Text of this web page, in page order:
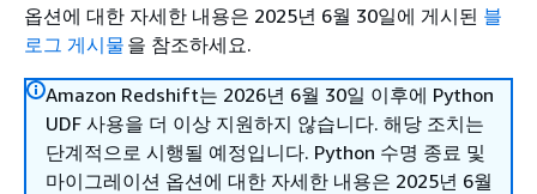
옵션에 대한 자세한 내용은 2025년 6월 30일에 게시된 블
로그 게시물 을 참조하세요.
Amazon Redshift는 2026년 6월 30일 이후에 Python
UDF 사용을 더 이상 지원하지 않습니다. 해당 조치는
단계적으로 시행될 예정입니다. Python 수명 종료 및
마이그레이션 옵션에 대한 자세한 내용은 2025년 6월